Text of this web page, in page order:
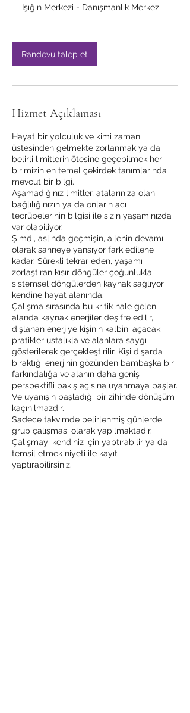
Işığın Merkezi - Danışmanlık Merkezi
Randevu talep et
Hizmet Açıklaması
Hayat bir yolculuk ve kimi zaman
üstesinden gelmekte zorlanmak ya da
belirli limitlerin ötesine geçebilmek her
birimizin en temel çekirdek tanımlarında
mevcut bir bilgi.
Aşamadığınız limitler, atalarınıza olan
bağlılığınızın ya da onların acı
tecrübelerinin bilgisi ile sizin yaşamınızda
var olabiliyor.
Şimdi, aslında geçmişin, ailenin devamı
olarak sahneye yansıyor fark edilene
kadar. Sürekli tekrar eden, yaşamı
zorlaştıran kısır döngüler çoğunlukla
sistemsel döngülerden kaynak sağlıyor
kendine hayat alanında.
Çalışma sırasında bu kritik hale gelen
alanda kaynak enerjiler deşifre edilir,
dışlanan enerjiye kişinin kalbini açacak
pratikler ustalıkla ve alanlara saygı
gösterilerek gerçekleştirilir. Kişi dışarda
bıraktığı enerjinin gözünden bambaşka bir
farkındalığa ve alanın daha geniş
perspektifli bakış açısına uyanmaya başlar.
Ve uyanışın başladığı bir zihinde dönüşüm
kaçınılmazdır.
Sadece takvimde belirlenmiş günlerde
grup çalışması olarak yapılmaktadır.
Çalışmayı kendiniz için yaptırabilir ya da
temsil etmek niyeti ile kayıt
yaptırabilirsiniz.